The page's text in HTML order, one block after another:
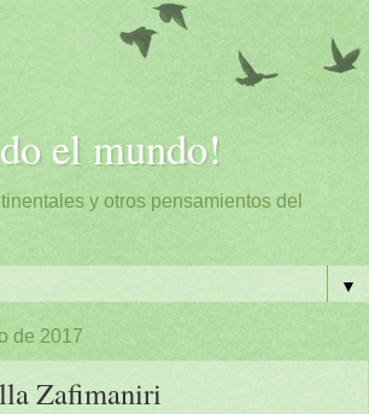
el mundo!
y otros pensamientos del
▼
de 2017
Zafimaniri